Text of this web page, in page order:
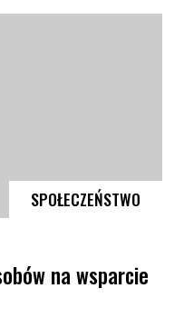
SPOŁECZEŃSTWO
na wsparcie